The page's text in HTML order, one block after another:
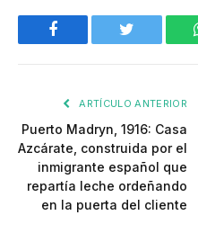
Facebook Twitter
ARTÍCULO ANTERIOR
Puerto Madryn, 1916: Casa
Azcárate, construida por el
inmigrante español que
repartía leche ordeñando
en la puerta del cliente